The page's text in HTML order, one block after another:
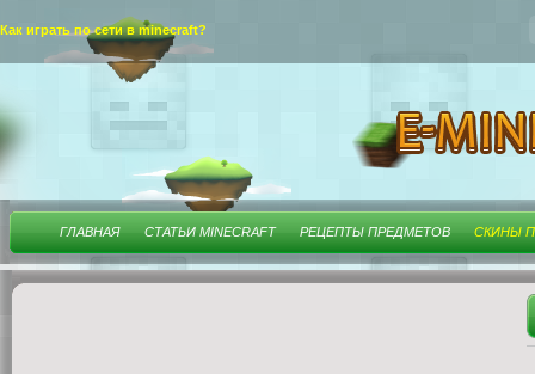
Как играть по сети в minecraft?
ГЛАВНАЯ СТАТЬИ MINECRAFT РЕЦЕПТЫ ПРЕДМЕТОВ СКИНЫ